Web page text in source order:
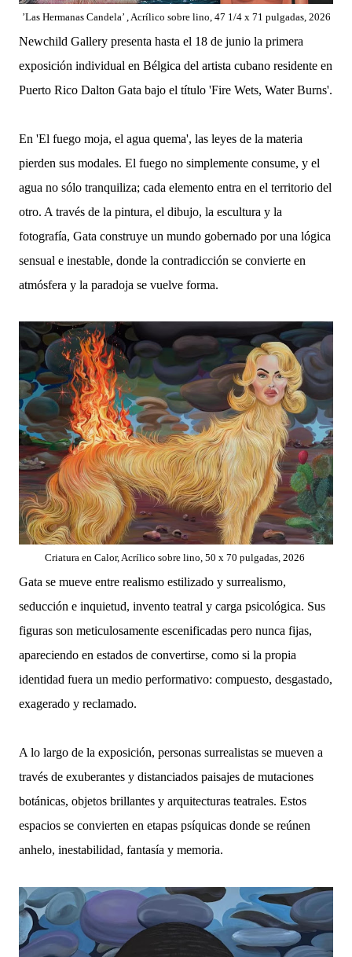
’Las Hermanas Candela’ , Acrílico sobre lino, 47 1/4 x 71 pulgadas, 2026
Newchild Gallery presenta hasta el 18 de junio la primera
exposición individual en Bélgica del artista cubano residente en
Puerto Rico Dalton Gata bajo el título 'Fire Wets, Water Burns'.
En 'El fuego moja, el agua quema', las leyes de la materia
pierden sus modales. El fuego no simplemente consume, y el
agua no sólo tranquiliza; cada elemento entra en el territorio del
otro. A través de la pintura, el dibujo, la escultura y la
fotografía, Gata construye un mundo gobernado por una lógica
sensual e inestable, donde la contradicción se convierte en
atmósfera y la paradoja se vuelve forma.
Criatura en Calor, Acrílico sobre lino, 50 x 70 pulgadas, 2026
Gata se mueve entre realismo estilizado y surrealismo,
seducción e inquietud, invento teatral y carga psicológica. Sus
figuras son meticulosamente escenificadas pero nunca fijas,
apareciendo en estados de convertirse, como si la propia
identidad fuera un medio performativo: compuesto, desgastado,
exagerado y reclamado.
A lo largo de la exposición, personas surrealistas se mueven a
través de exuberantes y distanciados paisajes de mutaciones
botánicas, objetos brillantes y arquitecturas teatrales. Estos
espacios se convierten en etapas psíquicas donde se reúnen
anhelo, inestabilidad, fantasía y memoria.